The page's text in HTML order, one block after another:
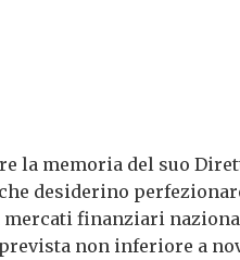
la memoria del suo
desiderino
finanziari
non inferiore a